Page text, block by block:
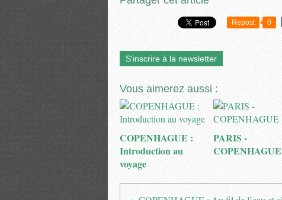
Repost 0
S'inscrire à la newsletter
Vous aimerez aussi :
COPENHAGUE :
Introduction au
voyage
PARIS -
COPENHAGUE